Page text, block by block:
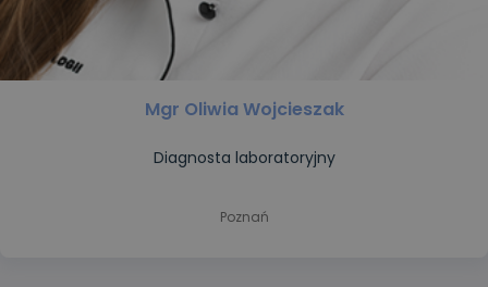
Mgr Oliwia Wojcieszak
Diagnosta laboratoryjny
Poznań